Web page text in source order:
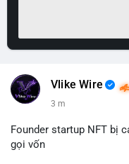
Vlike Wire
3 m
Founder startup NFT bị
gọi vốn